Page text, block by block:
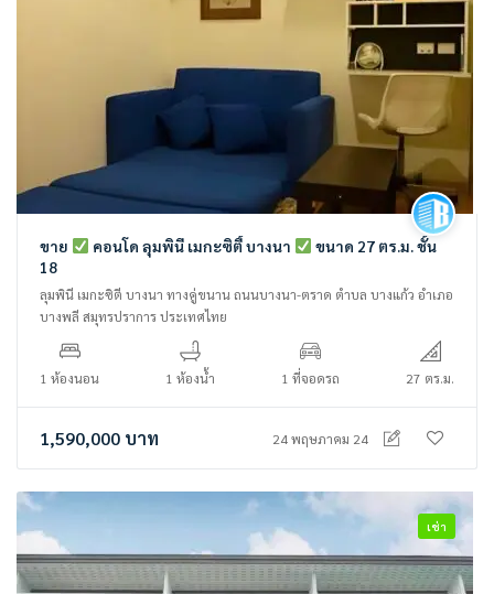
ขาย คอนโด ลุมพินี เมกะซิตี้ บางนา
ขนาด 27 ตร.ม. ชั้น
18
ลุมพินี เมกะซิตี บางนา ทางคู่ขนาน ถนนบางนา-ตราด ตำบล บางแก้ว อำเภอ
บางพลี สมุทรปราการ ประเทศไทย
1 ห้องนอน 1 ห้องน้ำ 1 ที่จอดรถ 27 ตร.ม.
1,590,000 บาท 24 พฤษภาคม 24
เช่า